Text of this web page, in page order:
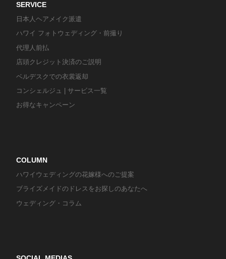
SERVICE
日本人ヘアメイク派遣
ハワイ フォトウェディング・前撮り
代理人前払
店頭クレジット決済のご説明
ベルデスクでの衣裳返却
コンシェルジュ | サービス一覧
お得なキャンペーン
COLUMN
ハワイウェディングの花嫁様へのご提案
ブライズメイドのドレスをお探しのあなたへ
ウェディング・コラム